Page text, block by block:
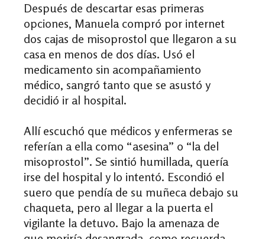
Después de descartar esas primeras
opciones, Manuela compró por internet
dos cajas de misoprostol que llegaron a su
casa en menos de dos días. Usó el
medicamento sin acompañamiento
médico, sangró tanto que se asustó y
decidió ir al hospital.
Allí escuchó que médicos y enfermeras se
referían a ella como “asesina” o “la del
misoprostol”. Se sintió humillada, quería
irse del hospital y lo intentó. Escondió el
suero que pendía de su muñeca debajo su
chaqueta, pero al llegar a la puerta el
vigilante la detuvo. Bajo la amenaza de